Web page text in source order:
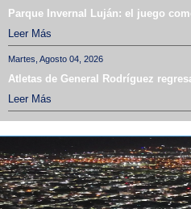
Parque Invernal Luján: el juego
Leer Más
Martes, Agosto 04, 2026
Atletas de General Rodríguez
Leer Más